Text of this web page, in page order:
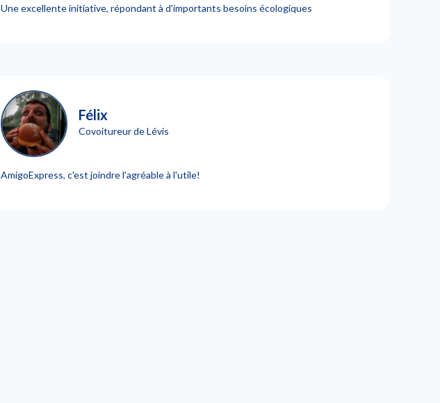
Une excellente initiative, répondant à d'importants besoins écologiques
Félix
Covoitureur de Lévis
AmigoExpress, c'est joindre l'agréable à l'utile!